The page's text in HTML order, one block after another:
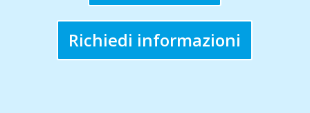
Richiedi informazioni